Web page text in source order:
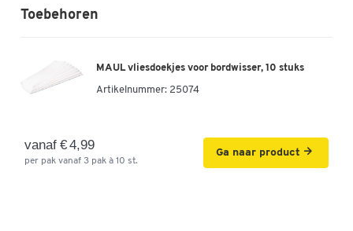
Toebehoren
MAUL vliesdoekjes voor bordwisser, 10 stuks
Artikelnummer: 25074
vanaf € 4,99
per pak vanaf 3 pak à 10 st.
Ga naar product